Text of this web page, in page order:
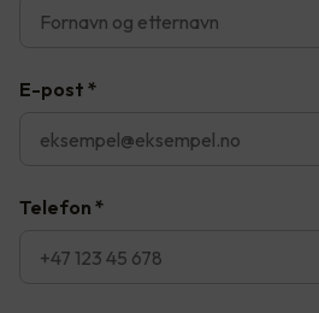
E-post *
Telefon *